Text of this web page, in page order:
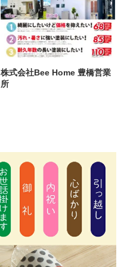
株式会社Bee Home 豊橋営業
所